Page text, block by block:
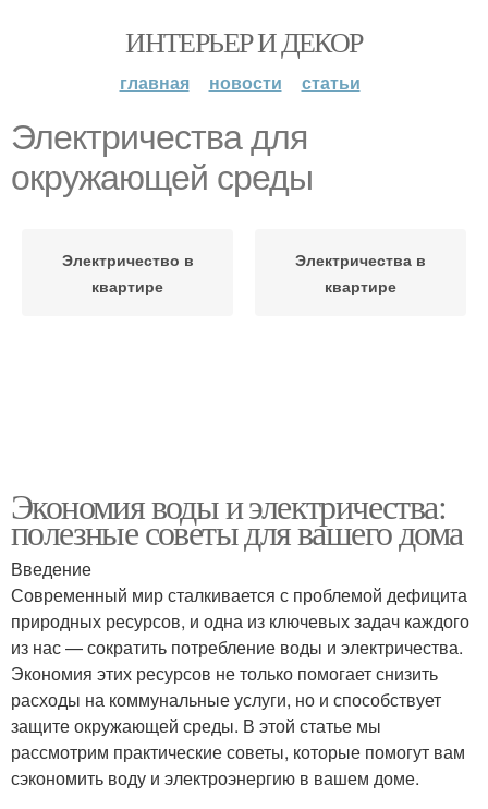
ИНТЕРЬЕР И ДЕКОР
главная новости статьи
Электричества для
окружающей среды
Электричество в
квартире
Электричества в
квартире
Экономия воды и электричества:
полезные советы для вашего дома
Введение
Современный мир сталкивается с проблемой дефицита
природных ресурсов, и одна из ключевых задач каждого
из нас — сократить потребление воды и электричества.
Экономия этих ресурсов не только помогает снизить
расходы на коммунальные услуги, но и способствует
защите окружающей среды. В этой статье мы
рассмотрим практические советы, которые помогут вам
сэкономить воду и электроэнергию в вашем доме.